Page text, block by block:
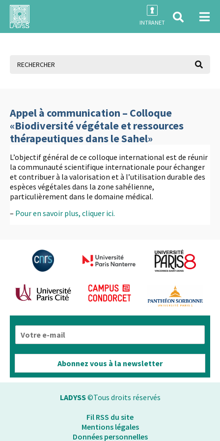
INTRANET
Appel à communication – Colloque
«Biodiversité végétale et ressources
thérapeutiques dans le Sahel»
L’objectif général de ce colloque international est de réunir
la communauté scientifique internationale pour échanger
et contribuer à la valorisation et à l’utilisation durable des
espèces végétales dans la zone sahélienne,
particulièrement dans le domaine médical.
– Pour en savoir plus, cliquer ici.
l
Abonnez vous à la newsletter
LADYSS©Tous droits réservés
Fil RSS du site
Mentions légales
Données personnelles